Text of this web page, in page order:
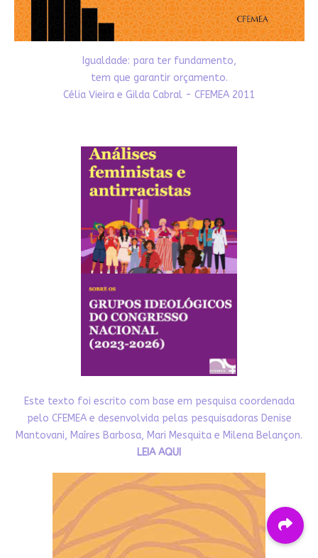
Igualdade: para ter fundamento,
tem que garantir orçamento.
Célia Vieira e Gilda Cabral - CFEMEA 2011
Este texto foi escrito com base em pesquisa coordenada
pelo CFEMEA e desenvolvida pelas pesquisadoras Denise
Mantovani, Maíres Barbosa, Mari Mesquita e Milena Belançon.
LEIA AQUI